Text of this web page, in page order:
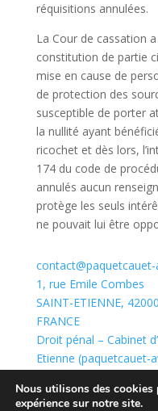
réquisitions annulées.
La Cour de cassation
constitution de partie
mise en cause de
de protection des
susceptible de porter
la nullité ayant
ricochet et dès lors,
174 du code de
annulés aucun
protège les seuls
ne pouvait lui être
1, rue Emile Combes
SAINT-ETIENNE, 42000
FRANCE
Droit pénal – Cabinet
Etienne (paquetcauet-
Nous utilisons des
expérience sur notre site.